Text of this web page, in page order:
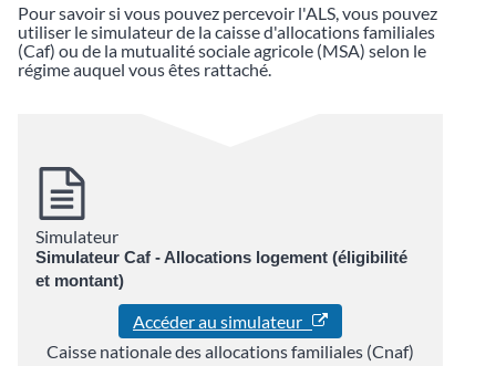
Pour savoir si vous pouvez percevoir l'ALS, vous pouvez
utiliser le simulateur de la caisse d'allocations familiales
(Caf) ou de la mutualité sociale agricole (MSA) selon le
régime auquel vous êtes rattaché.
Simulateur
Simulateur Caf - Allocations logement (éligibilité
et montant)
Accéder au simulateur
Caisse nationale des allocations familiales (Cnaf)